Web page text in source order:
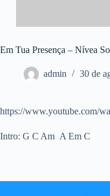
Em Tua Presença – Nívea
admin 30 de
https://www.youtube.com/
Intro: G C Am A Em C